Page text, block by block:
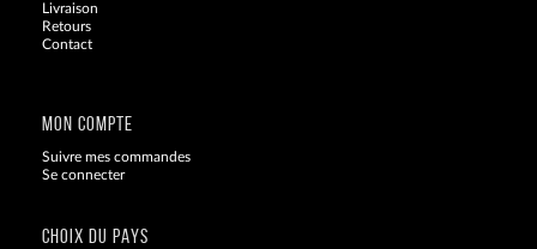
Livraison
Retours
Contact
MON COMPTE
Suivre mes commandes
Se connecter
CHOIX DU PAYS